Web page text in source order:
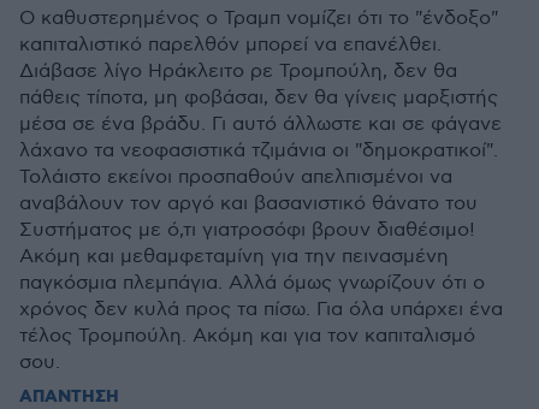
Ο καθυστερημένος ο Τραμπ νομίζει ότι το "ένδοξο"
καπιταλιστικό παρελθόν μπορεί να επανέλθει.
Διάβασε λίγο Ηράκλειτο ρε Τρομπούλη, δεν θα
πάθεις τίποτα, μη φοβάσαι, δεν θα γίνεις μαρξιστής
μέσα σε ένα βράδυ. Γι αυτό άλλωστε και σε φάγανε
λάχανο τα νεοφασιστικά τζιμάνια οι "δημοκρατικοί".
Τολάιστο εκείνοι προσπαθούν απελπισμένοι να
αναβάλουν τον αργό και βασανιστικό θάνατο του
Συστήματος με ό,τι γιατροσόφι βρουν διαθέσιμο!
Ακόμη και μεθαμφεταμίνη για την πεινασμένη
παγκόσμια πλεμπάγια. Αλλά όμως γνωρίζουν ότι ο
χρόνος δεν κυλά προς τα πίσω. Για όλα υπάρχει ένα
τέλος Τρομπούλη. Ακόμη και για τον καπιταλισμό
σου.
ΑΠΑΝΤΗΣΗ